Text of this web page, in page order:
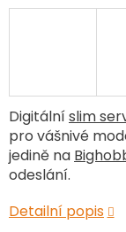
Digitálníslim
pro vášnivé
jedině na
odeslání.
Detailní popis